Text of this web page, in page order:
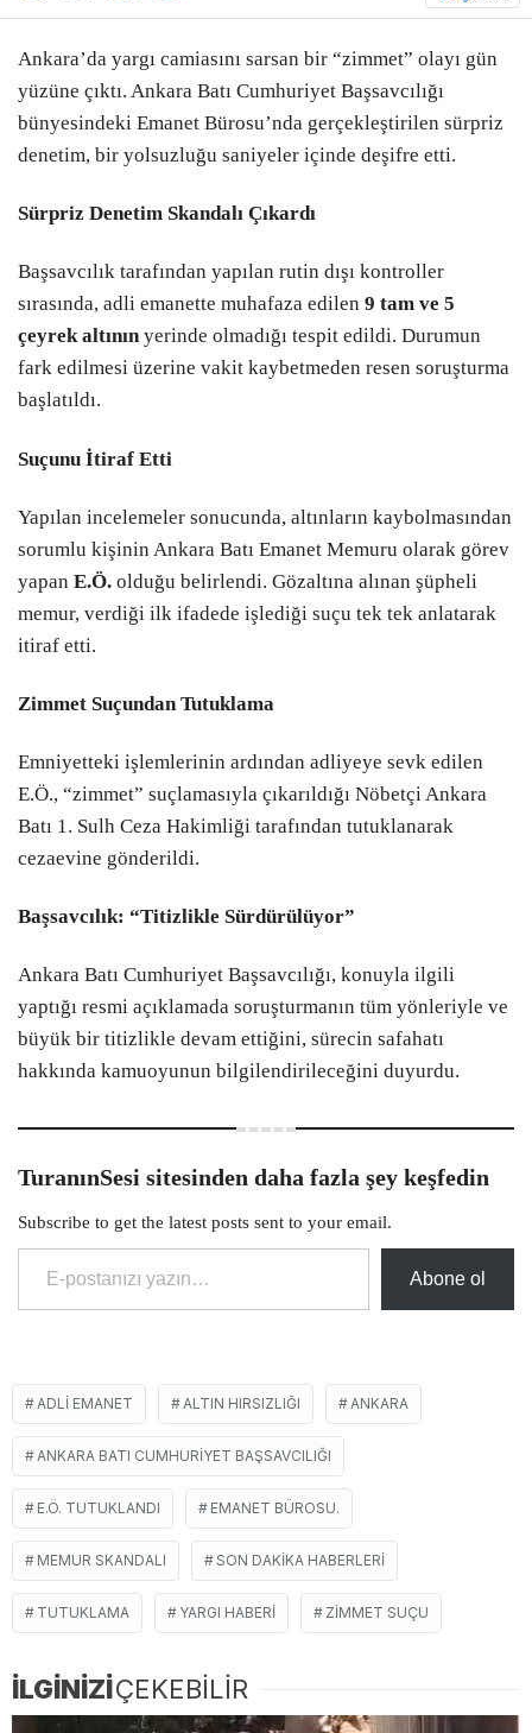
Ankara’da yargı camiasını sarsan bir “zimmet” olayı gün
yüzüne çıktı. Ankara Batı Cumhuriyet Başsavcılığı
bünyesindeki Emanet Bürosu’nda gerçekleştirilen sürpriz
denetim, bir yolsuzluğu saniyeler içinde deşifre etti.
Sürpriz Denetim Skandalı Çıkardı
Başsavcılık tarafından yapılan rutin dışı kontroller
sırasında, adli emanette muhafaza edilen 9 tam ve 5
çeyrek altınınyerinde olmadığı tespit edildi. Durumun
fark edilmesi üzerine vakit kaybetmeden resen soruşturma
başlatıldı.
Suçunu İtiraf Etti
Yapılan incelemeler sonucunda, altınların kaybolmasından
sorumlu kişinin Ankara Batı Emanet Memuru olarak görev
yapan E.Ö. olduğu belirlendi. Gözaltına alınan şüpheli
memur, verdiği ilk ifadede işlediği suçu tek tek anlatarak
itiraf etti.
Zimmet Suçundan Tutuklama
Emniyetteki işlemlerinin ardından adliyeye sevk edilen
E.Ö., “zimmet” suçlamasıyla çıkarıldığı Nöbetçi Ankara
Batı 1. Sulh Ceza Hakimliği tarafından tutuklanarak
cezaevine gönderildi.
Başsavcılık: “Titizlikle Sürdürülüyor”
Ankara Batı Cumhuriyet Başsavcılığı, konuyla ilgili
yaptığı resmi açıklamada soruşturmanın tüm yönleriyle ve
büyük bir titizlikle devam ettiğini, sürecin safahatı
hakkında kamuoyunun bilgilendirileceğini duyurdu.
TuranınSesi sitesinden daha fazla şey keşfedin
Subscribe to get the latest posts sent to your email.
E-postanızı yazın…
Abone ol
ADLI EMANET ALTIN HIRSIZLIĞI ANKARA
ANKARA BATI CUMHURIYET BAŞSAVCILIĞI
E.Ö. TUTUKLANDI EMANET BÜROSU.
MEMUR SKANDALI SON DAKIKA HABERLERI
TUTUKLAMA YARGI HABERI ZIMMET SUÇU
İLGİNİZİÇEKEBİLİR